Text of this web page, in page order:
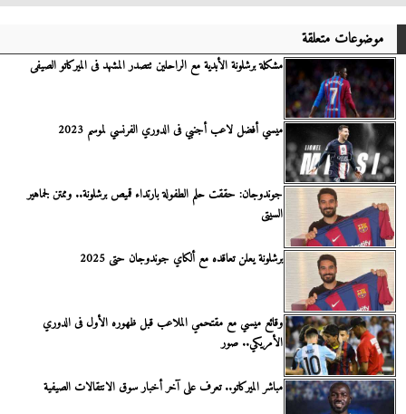
موضوعات متعلقة
مشكلة برشلونة الأبدية مع الراحلين تتصدر المشهد فى الميركاتو الصيفى
ميسي أفضل لاعب أجنبي فى الدوري الفرنسي لموسم 2023
جوندوجان: حققت حلم الطفولة بارتداء قميص برشلونة.. وممتن لجماهير
السيتى
برشلونة يعلن تعاقده مع ألكاي جوندوجان حتى 2025
وقائع ميسي مع مقتحمي الملاعب قبل ظهوره الأول فى الدوري
الأمريكي.. صور
مباشر الميركاتو.. تعرف على آخر أخبار سوق الانتقالات الصيفية